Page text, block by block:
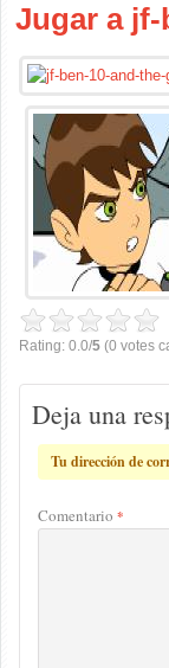
Jugar a
Rating: 0.0/5 (0 votes
Deja una
Tu dirección de
Comentario *